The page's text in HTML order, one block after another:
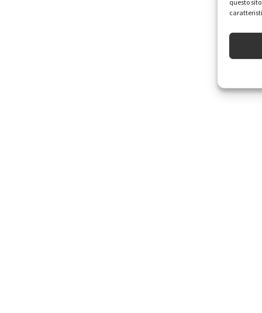
questo